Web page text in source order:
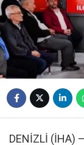
DENİZLİ (İHA)